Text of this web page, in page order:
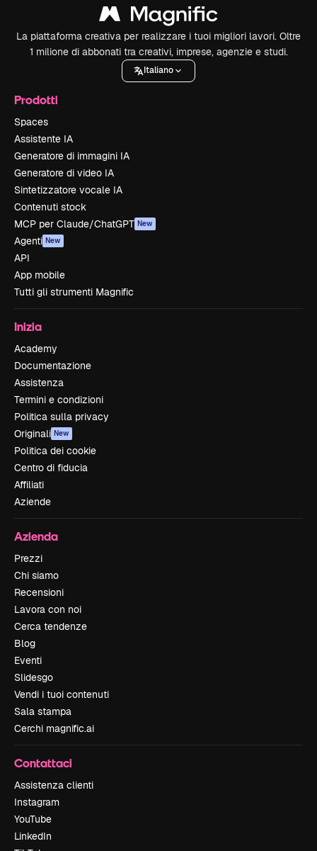
La piattaforma creativa per realizzare i tuoi migliori lavori. Oltre
1 milione di abbonati tra creativi, imprese, agenzie e studi.
Italiano
Prodotti
Spaces
Assistente IA
Generatore di immagini IA
Generatore di video IA
Sintetizzatore vocale IA
Contenuti stock
MCP per Claude/ChatGPT New
Agenti New
API
App mobile
Tutti gli strumenti Magnific
Inizia
Academy
Documentazione
Assistenza
Termini e condizioni
Politica sulla privacy
Originali New
Politica dei cookie
Centro di fiducia
Affiliati
Aziende
Azienda
Prezzi
Chi siamo
Recensioni
Lavora con noi
Cerca tendenze
Blog
Eventi
Slidesgo
Vendi i tuoi contenuti
Sala stampa
Cerchi magnific.ai
Contattaci
Assistenza clienti
Instagram
YouTube
LinkedIn